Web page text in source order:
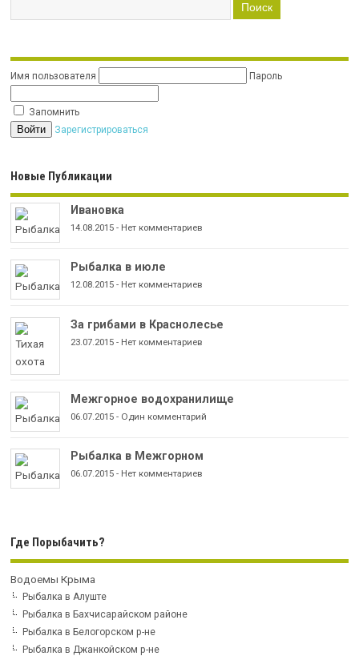
Имя пользователя Пароль
Запомнить
Зарегистрироваться
Новые Публикации
Ивановка
14.08.2015 - Нет комментариев
Рыбалка в июле
12.08.2015 - Нет комментариев
За грибами в Краснолесье
23.07.2015 - Нет комментариев
Межгорное водохранилище
06.07.2015 - Один комментарий
Рыбалка в Межгорном
06.07.2015 - Нет комментариев
Где Порыбачить?
Водоемы Крыма
Рыбалка в Алуште
Рыбалка в Бахчисарайском районе
Рыбалка в Белогорском р-не
Рыбалка в Джанкойском р-не